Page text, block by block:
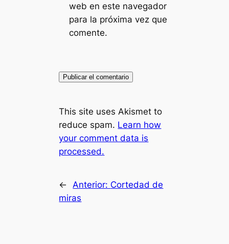
web en este navegador
para la próxima vez que
comente.
This site uses Akismet to
reduce spam. Learn how
your comment data is
processed.
← Anterior: Cortedad de
miras